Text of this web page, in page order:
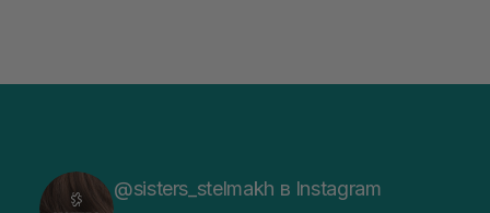
@sisters_stelmakh в Instagram